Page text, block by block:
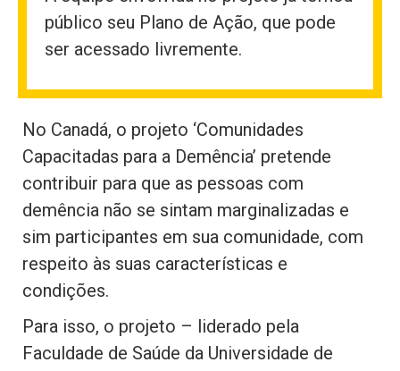
público seu Plano de Ação, que pode
ser acessado livremente.
No Canadá, o projeto ‘Comunidades
Capacitadas para a Demência’ pretende
contribuir para que as pessoas com
demência não se sintam marginalizadas e
sim participantes em sua comunidade, com
respeito às suas características e
condições.
Para isso, o projeto – liderado pela
Faculdade de Saúde da Universidade de